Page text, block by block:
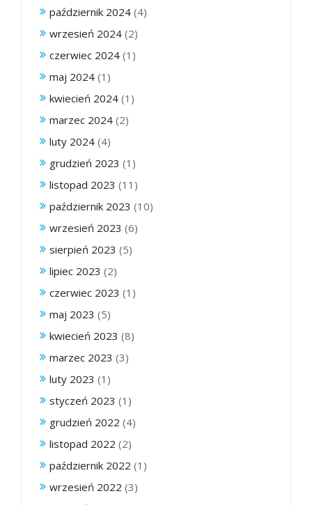
październik 2024 (4)
wrzesień 2024 (2)
czerwiec 2024 (1)
maj 2024 (1)
kwiecień 2024 (1)
marzec 2024 (2)
luty 2024 (4)
grudzień 2023 (1)
listopad 2023 (11)
październik 2023 (10)
wrzesień 2023 (6)
sierpień 2023 (5)
lipiec 2023 (2)
czerwiec 2023 (1)
maj 2023 (5)
kwiecień 2023 (8)
marzec 2023 (3)
luty 2023 (1)
styczeń 2023 (1)
grudzień 2022 (4)
listopad 2022 (2)
październik 2022 (1)
wrzesień 2022 (3)